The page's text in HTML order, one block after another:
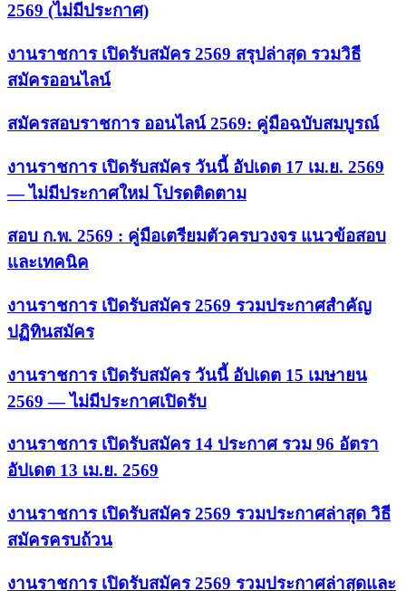
2569 (ไม่มีประกาศ)
งานราชการ เปิดรับสมัคร 2569 สรุปล่าสุด รวมวิธี
สมัครออนไลน์
สมัครสอบราชการ ออนไลน์ 2569: คู่มือฉบับสมบูรณ์
งานราชการ เปิดรับสมัคร วันนี้ อัปเดต 17 เม.ย. 2569
— ไม่มีประกาศใหม่ โปรดติดตาม
สอบ ก.พ. 2569 : คู่มือเตรียมตัวครบวงจร แนวข้อสอบ
และเทคนิค
งานราชการ เปิดรับสมัคร 2569 รวมประกาศสำคัญ
ปฏิทินสมัคร
งานราชการ เปิดรับสมัคร วันนี้ อัปเดต 15 เมษายน
2569 — ไม่มีประกาศเปิดรับ
งานราชการ เปิดรับสมัคร 14 ประกาศ รวม 96 อัตรา
อัปเดต 13 เม.ย. 2569
งานราชการ เปิดรับสมัคร 2569 รวมประกาศล่าสุด วิธี
สมัครครบถ้วน
งานราชการ เปิดรับสมัคร 2569 รวมประกาศล่าสุดและ